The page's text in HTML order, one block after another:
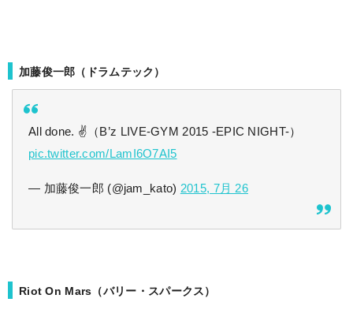
加藤俊一郎（ドラムテック）
All done. ✌（B’z LIVE-GYM 2015 -EPIC NIGHT-）
pic.twitter.com/LamI6O7AI5
— 加藤俊一郎 (@jam_kato) 2015, 7月 26
Riot On Mars（バリー・スパークス）